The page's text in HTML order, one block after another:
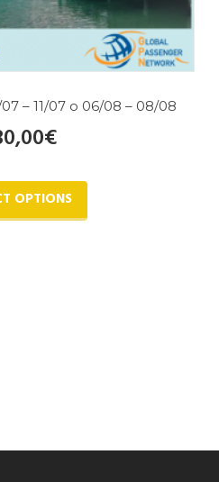
– 11/07 o 06/08 – 08/08
€
OPTIONS